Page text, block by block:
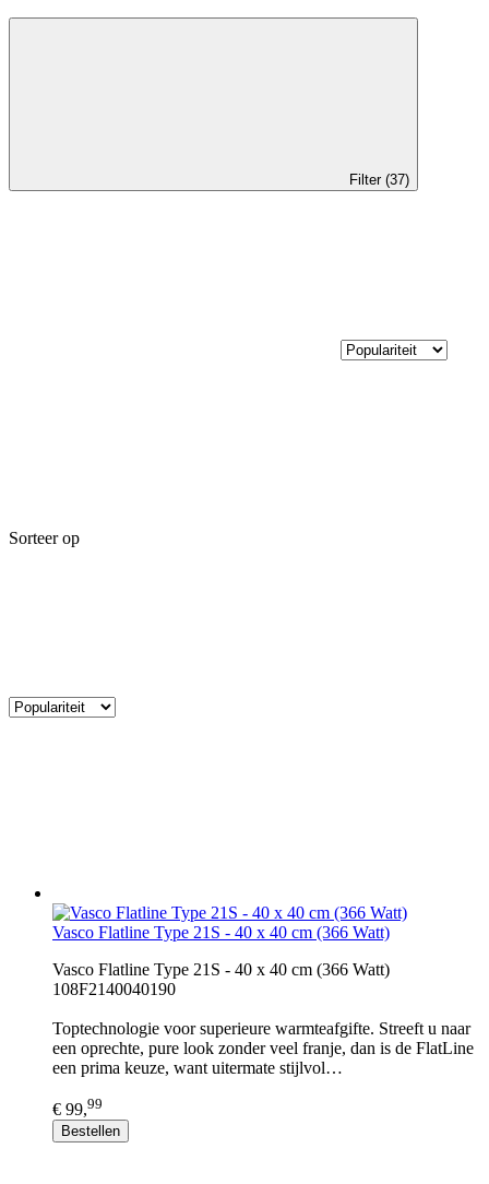
Filter (37)
Sorteer op
Vasco Flatline Type 21S - 40 x 40 cm (366 Watt)
Vasco Flatline Type 21S - 40 x 40 cm (366 Watt)
108F2140040190
Toptechnologie voor superieure warmteafgifte. Streeft u naar
een oprechte, pure look zonder veel franje, dan is de FlatLine
een prima keuze, want uitermate stijlvol…
€ 99,99
Bestellen